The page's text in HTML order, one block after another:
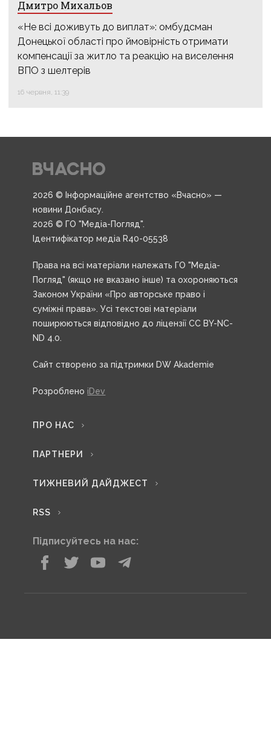
«Ждуни» перекривають траси з Донеччини на Дніпро
й Харків: евакуація з Краматорська й Слов’янська
ризикує стати смертельно небезпечною
КОМЕНТАРІ / АНАЛІТИКА
на домашніх улюбленців
Дмитро Михальов
«Не всі доживуть до виплат»: омбудсман
компенсації за житло та реакцію на виселення
ВПО з шелтерів
16 червня, 11:39
ВІДЕО
ЧАСІВ ЯР: захисникам вдається скидати посилки
КОРОТКО
У Харкові внаслідок удару зруйновані верхні